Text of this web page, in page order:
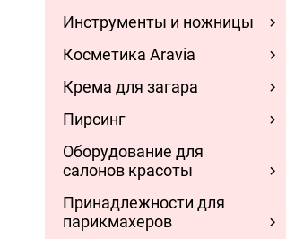
Инструменты и ножницы
Косметика Aravia
Крема для загара
Пирсинг
Оборудование для
салонов красоты
Принадлежности для
парикмахеров